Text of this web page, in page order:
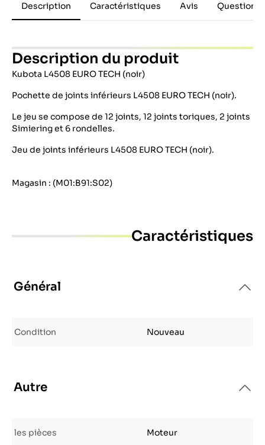
Description Caractéristiques Avis Questions
Description du produit
Kubota L4508 EURO TECH (noir)
Pochette de joints inférieurs L4508 EURO TECH (noir).
Le jeu se compose de 12 joints, 12 joints toriques, 2 joints
Simiering et 6 rondelles.
Jeu de joints inférieurs L4508 EURO TECH (noir).
Magasin : (M01:B91:S02)
Caractéristiques
Général
Condition Nouveau
Autre
les pièces Moteur